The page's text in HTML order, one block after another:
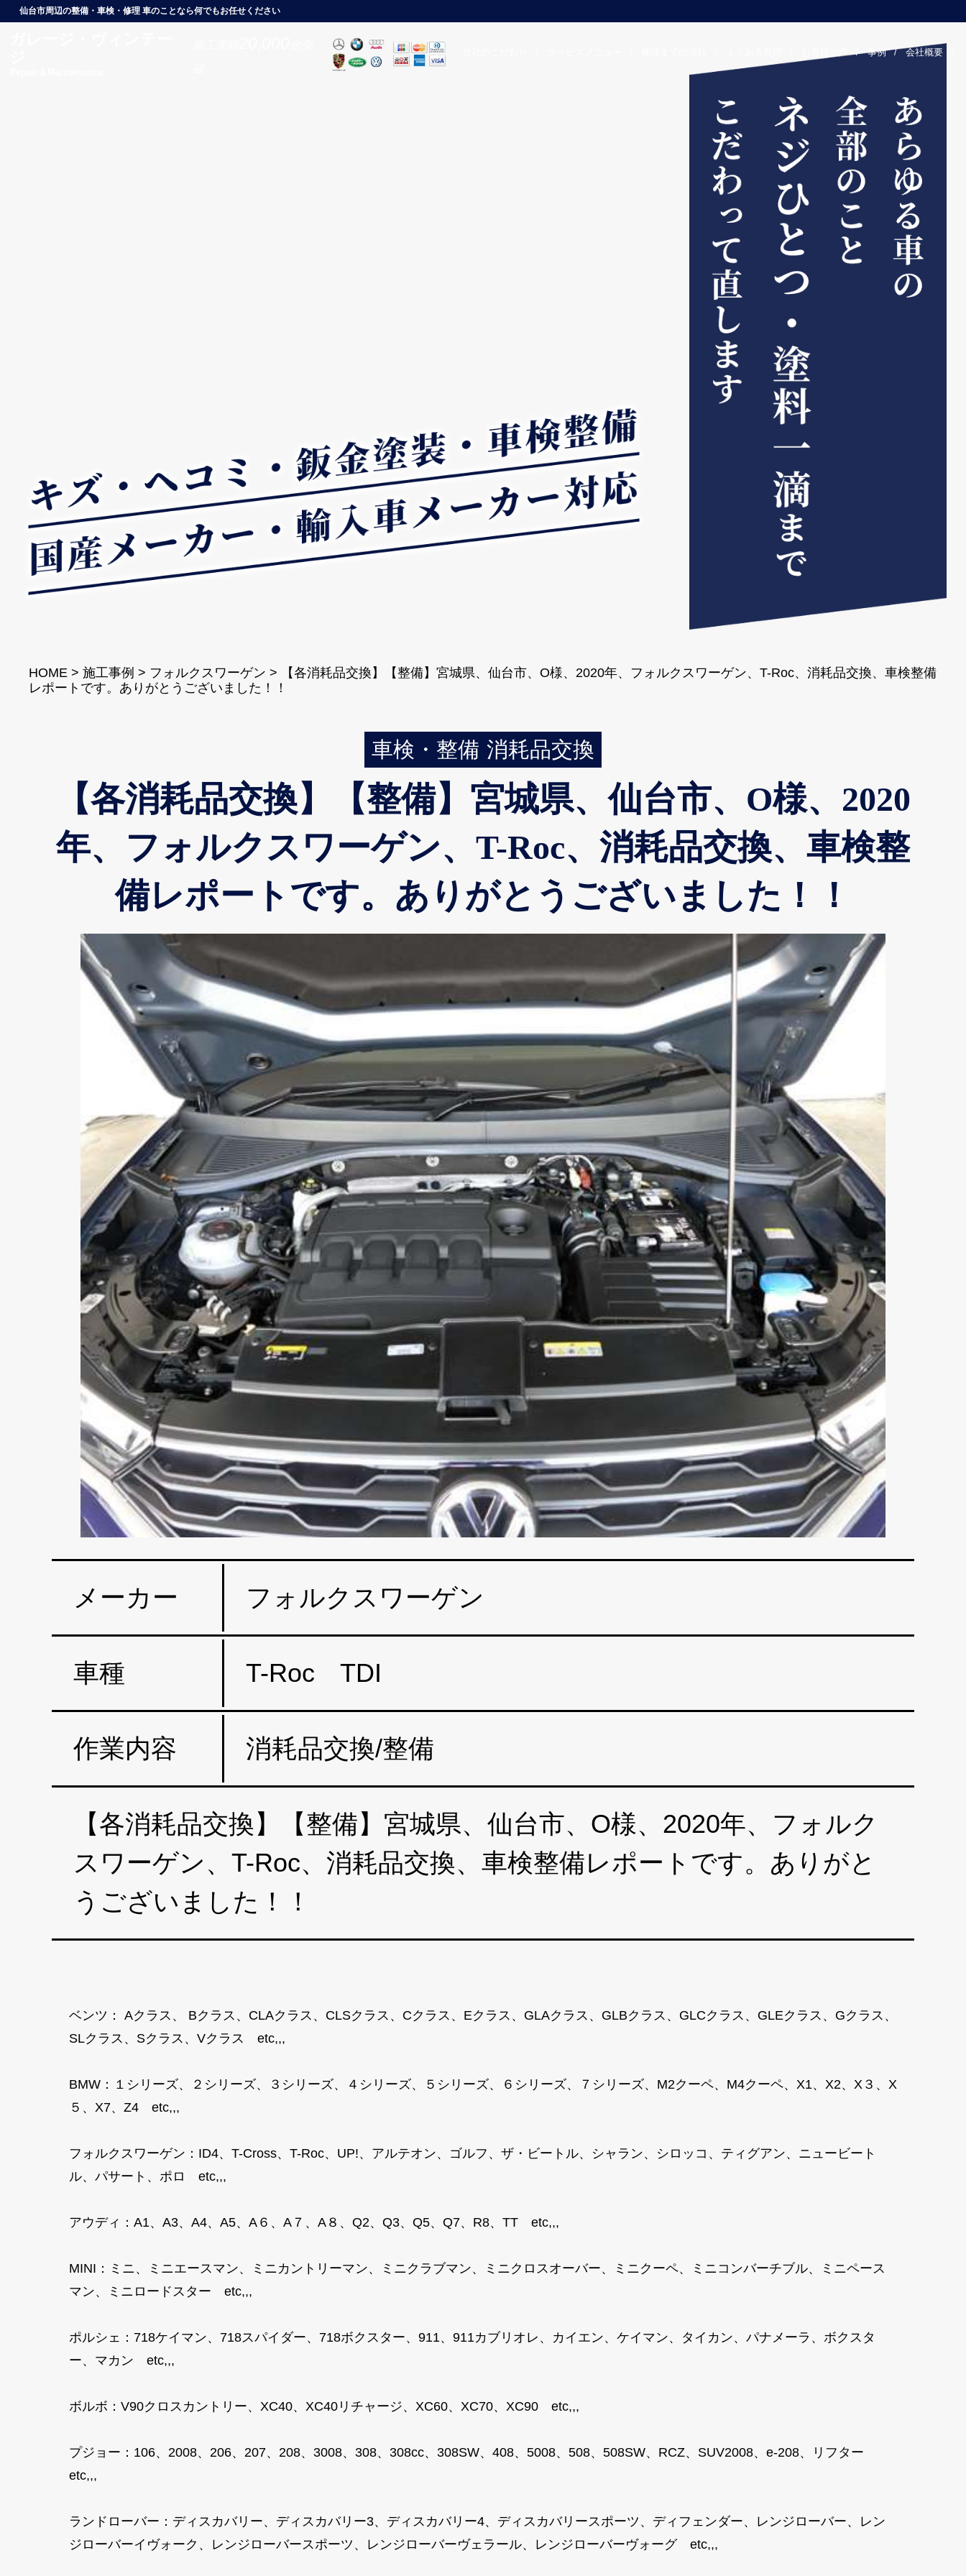
仙台市周辺の整備・車検・修理 車のことなら何でもお任せください
お客様の声 / 事例 / 会社概要
HOME >施工事例 > フォルクスワーゲン >
【各消耗品交換】【整備】宮城県、仙台市、O様、2020年、フォルクスワーゲン、T-Roc、消耗品交換、車検整備
レポートです。ありがとうございました！！
車検・整備 消耗品交換
【各消耗品交換】【整備】宮城県、仙台市、O様、2020
年、フォルクスワーゲン、T-Roc、消耗品交換、車検整
備レポートです。ありがとうございました！！
メーカー フォルクスワーゲン
車種 T-Roc TDI
作業内容 消耗品交換/整備
【各消耗品交換】【整備】宮城県、仙台市、O様、2020年、フォルク
スワーゲン、T-Roc、消耗品交換、車検整備レポートです。ありがと
うございました！！
ベンツ： Aクラス、 Bクラス、CLAクラス、CLSクラス、Cクラス、Eクラス、GLAクラス、GLBクラス、GLCクラス、GLEクラス、Gクラス、
SLクラス、Sクラス、Vクラス etc,,,
BMW：１シリーズ、２シリーズ、３シリーズ、４シリーズ、５シリーズ、６シリーズ、７シリーズ、M2クーペ、M4クーペ、X1、X2、X３、X
５、X7、Z4 etc,,,
フォルクスワーゲン：ID4、T-Cross、T-Roc、UP!、アルテオン、ゴルフ、ザ・ビートル、シャラン、シロッコ、ティグアン、ニュービート
ル、パサート、ポロ etc,,,
アウディ：A1、A3、A4、A5、A６、A７、A８、Q2、Q3、Q5、Q7、R8、TT etc,,,
MINI：ミニ、ミニエースマン、ミニカントリーマン、ミニクラブマン、ミニクロスオーバー、ミニクーペ、ミニコンバーチブル、ミニペース
マン、ミニロードスター etc,,,
ポルシェ：718ケイマン、718スパイダー、718ボクスター、911、911カブリオレ、カイエン、ケイマン、タイカン、パナメーラ、ボクスタ
ー、マカン etc,,,
ボルボ：V90クロスカントリー、XC40、XC40リチャージ、XC60、XC70、XC90 etc,,,
プジョー：106、2008、206、207、208、3008、308、308cc、308SW、408、5008、508、508SW、RCZ、SUV2008、e-208、リフター
etc,,,
ランドローバー：ディスカバリー、ディスカバリー3、ディスカバリー4、ディスカバリースポーツ、ディフェンダー、レンジローバー、レン
ジローバーイヴォーク、レンジローバースポーツ、レンジローバーヴェラール、レンジローバーヴォーグ etc,,,